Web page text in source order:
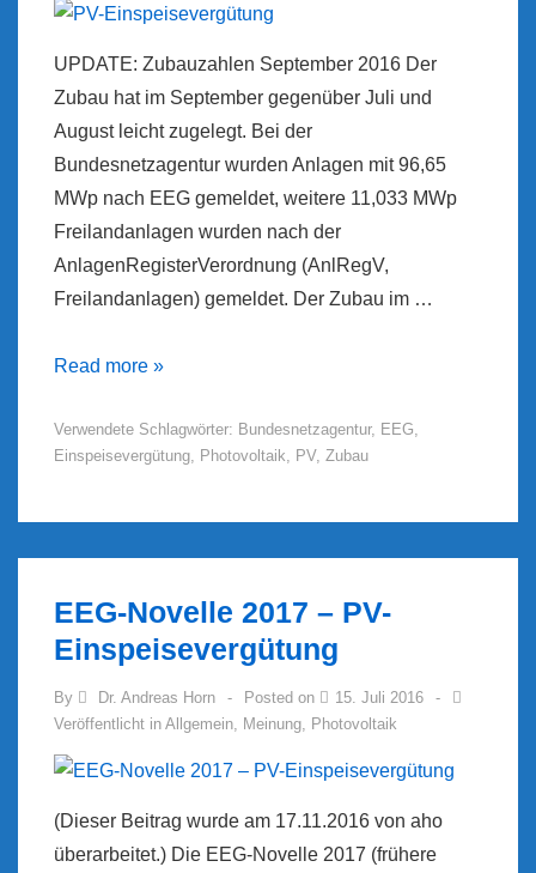
UPDATE: Zubauzahlen September 2016 Der
Zubau hat im September gegenüber Juli und
August leicht zugelegt. Bei der
Bundesnetzagentur wurden Anlagen mit 96,65
MWp nach EEG gemeldet, weitere 11,033 MWp
Freilandanlagen wurden nach der
AnlagenRegisterVerordnung (AnlRegV,
Freilandanlagen) gemeldet. Der Zubau im …
PV-
Read more »
Verwendete Schlagwörter: Bundesnetzagentur, EEG,
Einspeisevergütung, Photovoltaik, PV, Zubau
EEG-Novelle 2017 – PV-
Einspeisevergütung
By Dr. Andreas Horn Posted on
15. Juli 2016
Veröffentlicht in Allgemein, Meinung, Photovoltaik
(Dieser Beitrag wurde am 17.11.2016 von aho
überarbeitet.) Die EEG-Novelle 2017 (frühere